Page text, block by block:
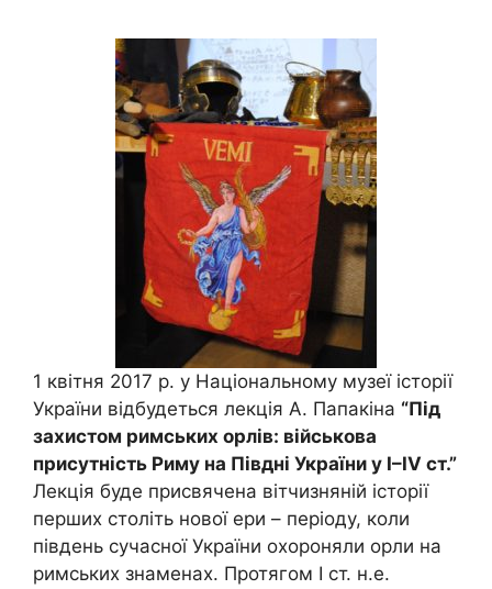
1 квітня 2017 р. у Національному музеї історії
України відбудеться лекція А. Папакіна “Під
захистом римських орлів: військова
присутність Риму на Півдні України у І–IV ст.”
Лекція буде присвячена вітчизняній історії
перших століть нової ери – періоду, коли
південь сучасної України охороняли орли на
римських знаменах. Протягом І ст. н.е.